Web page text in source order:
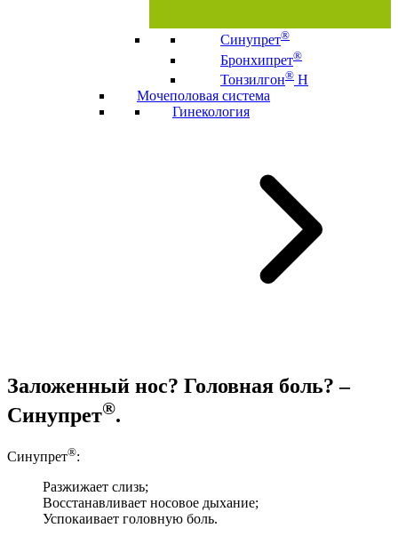
Синупрет®
Бронхипрет®
Тонзилгон® Н
Мочеполовая система
Гинекология
Заложенный нос? Головная боль? –
Синупрет®.
Синупрет®:
Разжижает слизь;
Восстанавливает носовое дыхание;
Успокаивает головную боль.